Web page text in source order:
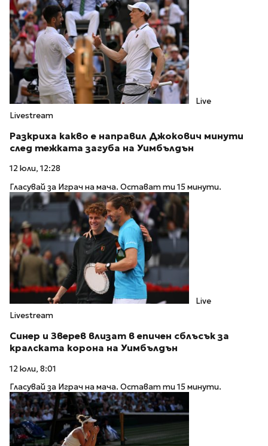
Live
Livestream
Разкриха какво е направил Джокович минути
след тежката загуба на Уимбълдън
12 юли, 12:28
Гласувай за Играч на мача. Остават ти 15 минути.
Live
Livestream
Синер и Зверев влизат в епичен сблъсък за
кралската корона на Уимбълдън
12 юли, 8:01
Гласувай за Играч на мача. Остават ти 15 минути.